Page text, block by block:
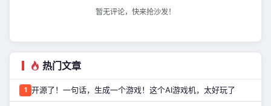
暂无评论，快来抢沙发！
热门文章
1 开源了！一句话，生成一个游戏！这个AI游戏机，太好玩了